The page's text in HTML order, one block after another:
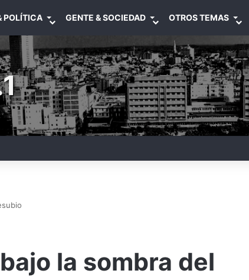
POLÍTICA GENTE & SOCIEDAD OTROS TEMAS
la sombra del